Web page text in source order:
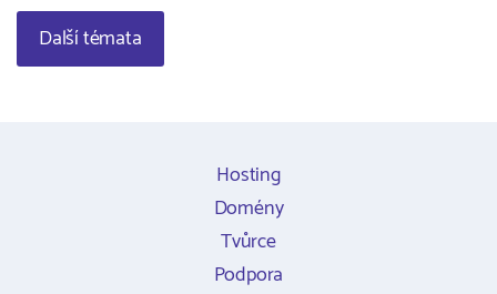
Další témata
Hosting
Domény
Tvůrce
Podpora